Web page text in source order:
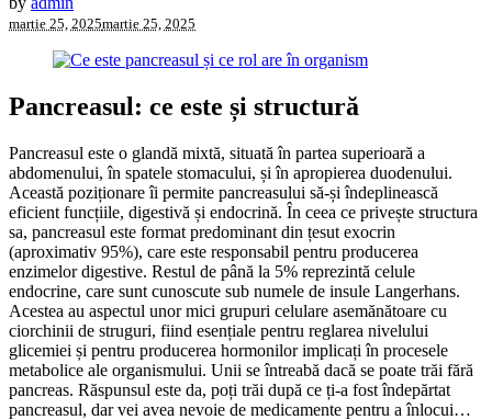
martie 25, 2025martie 25, 2025
Pancreasul: ce este și structură
Pancreasul este o glandă mixtă, situată în partea superioară a
abdomenului, în spatele stomacului, și în apropierea duodenului.
Această poziționare îi permite pancreasului să-și îndeplinească
eficient funcțiile, digestivă și endocrină. În ceea ce privește structura
sa, pancreasul este format predominant din țesut exocrin
(aproximativ 95%), care este responsabil pentru producerea
enzimelor digestive. Restul de până la 5% reprezintă celule
endocrine, care sunt cunoscute sub numele de insule Langerhans.
Acestea au aspectul unor mici grupuri celulare asemănătoare cu
ciorchinii de struguri, fiind esențiale pentru reglarea nivelului
glicemiei și pentru producerea hormonilor implicați în procesele
metabolice ale organismului. Unii se întreabă dacă se poate trăi fără
pancreas. Răspunsul este da, poți trăi după ce ți-a fost îndepărtat
pancreasul, dar vei avea nevoie de medicamente pentru a înlocui…